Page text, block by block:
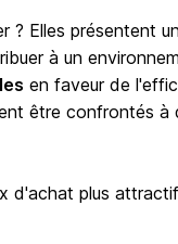
? Elles présentent
à un
en faveur de
être confrontés à
d'achat plus